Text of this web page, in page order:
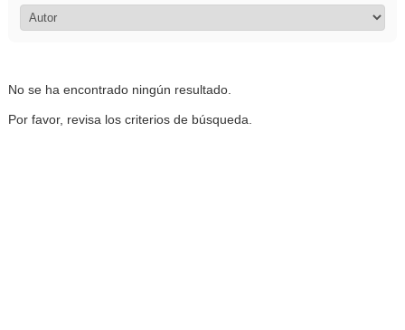
No se ha encontrado ningún resultado.
Por favor, revisa los criterios de búsqueda.